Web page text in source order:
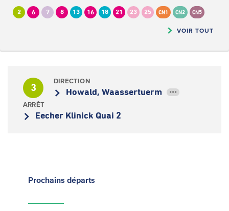
2 6 7 8 13 16 18 21 23 25 CN1 CN2 CN5
VOIR TOUT
3
DIRECTION
Howald, Waassertuerm •••
ARRÊT
Eecher Klinick Quai 2
Prochains départs